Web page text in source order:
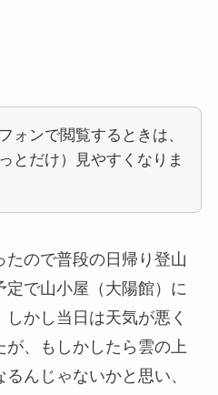
ォンで閲覧するときは、
とだけ）見やすくなりま
たので普段の日帰り登山
定で山小屋（大陽館）に
かし当日は天気が悪く
、もしかしたら雲の上
んじゃないかと思い、